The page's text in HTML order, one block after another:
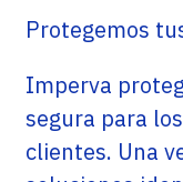
Protegemos
Imperva
segura para
clientes. Una